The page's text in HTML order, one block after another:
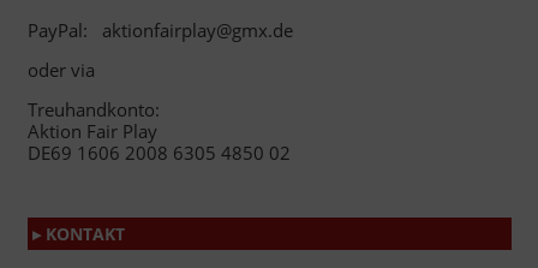
PayPal: aktionfairplay@gmx.de
oder via
Treuhandkonto:
Aktion Fair Play
DE69 1606 2008 6305 4850 02
▸ KONTAKT